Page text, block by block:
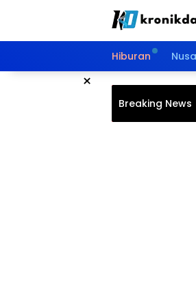
Hiburan
×
Breaking News